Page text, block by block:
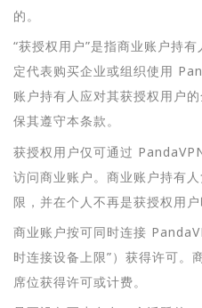
的。
“获授权用户”是指商业账户持
定代表购买企业或组织使用
账户持有人应对其获授权用户
保其遵守本条款。
获授权用户仅可通过
访问商业账户。商业账户持有
限，并在个人不再是获授权用户
商业账户按可同时连接
时连接设备上限”）获得许可。
席位获得许可或计费。